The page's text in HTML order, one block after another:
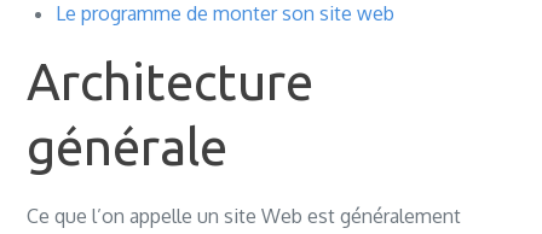
Le programme de monter son site web
Architecture
générale
Ce que l’on appelle un site Web est généralement